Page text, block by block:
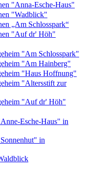
"Anna-Esche-Haus"
"Wadblick"
„Am Schlosspark“
"Auf dr' Höh"
"Am Schlosspark"
"Am Hainberg"
"Haus Hoffnung"
"Altersstift zur
"Auf dr' Höh"
Esche-Haus" in
in